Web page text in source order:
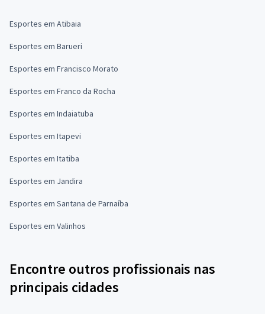
Esportes em Atibaia
Esportes em Barueri
Esportes em Francisco Morato
Esportes em Franco da Rocha
Esportes em Indaiatuba
Esportes em Itapevi
Esportes em Itatiba
Esportes em Jandira
Esportes em Santana de Parnaíba
Esportes em Valinhos
Encontre outros profissionais nas
principais cidades